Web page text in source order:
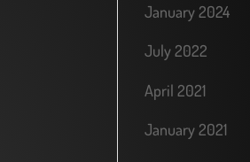
January 2024
July 2022
April 2021
January 2021